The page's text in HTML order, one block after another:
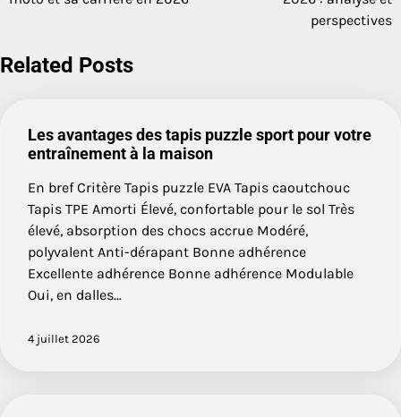
perspectives
Related Posts
Les avantages des tapis puzzle sport pour votre
entraînement à la maison
En bref Critère Tapis puzzle EVA Tapis caoutchouc
Tapis TPE Amorti Élevé, confortable pour le sol Très
élevé, absorption des chocs accrue Modéré,
polyvalent Anti-dérapant Bonne adhérence
Excellente adhérence Bonne adhérence Modulable
Oui, en dalles…
4 juillet 2026